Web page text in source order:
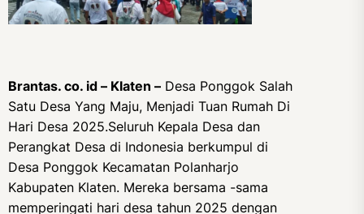
Brantas. co. id – Klaten – Desa Ponggok Salah
Satu Desa Yang Maju, Menjadi Tuan Rumah Di
Hari Desa 2025.Seluruh Kepala Desa dan
Perangkat Desa di Indonesia berkumpul di
Desa Ponggok Kecamatan Polanharjo
Kabupaten Klaten. Mereka bersama -sama
memperingati hari desa tahun 2025 dengan